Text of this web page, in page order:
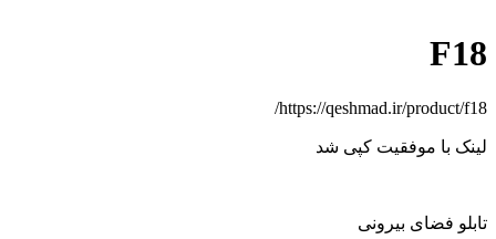
F18
https://qeshmad.ir/product/f18/
لینک با موفقیت کپی شد
تابلو فضای بیرونی